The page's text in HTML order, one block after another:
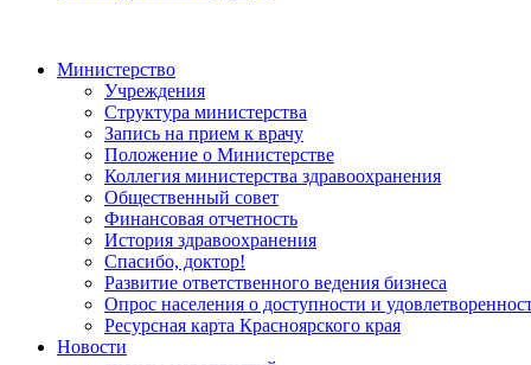
Министерство
Учреждения
Структура министерства
Запись на прием к врачу
Положение о Министерстве
Коллегия министерства здравоохранения
Общественный совет
Финансовая отчетность
История здравоохранения
Спасибо, доктор!
Развитие ответственного ведения бизнеса
Опрос населения о доступности и
Ресурсная карта Красноярского края
Новости